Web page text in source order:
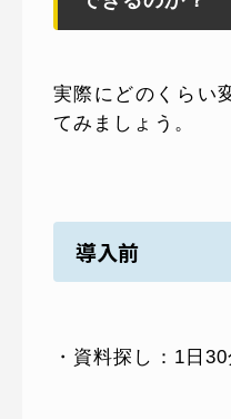
実際にどのくらい
てみましょう。
導入前
・資料探し：1日